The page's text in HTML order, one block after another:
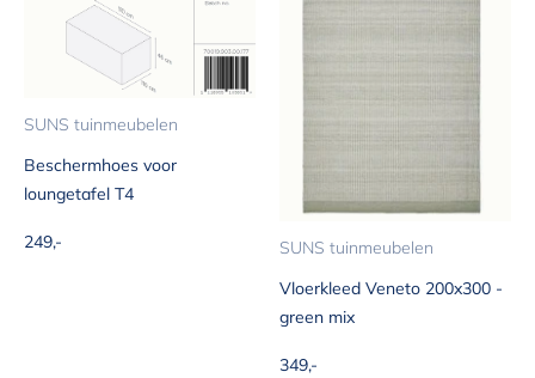
SUNS tuinmeubelen
Beschermhoes voor
loungetafel T4
Aanbiedingsprijs
249,-
SUNS tuinmeubelen
Vloerkleed Veneto 200x300 -
green mix
Aanbiedingsprijs
349,-